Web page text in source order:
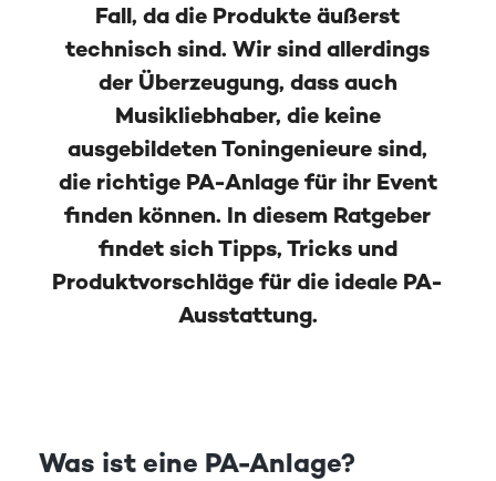
Fall, da die Produkte äußerst
technisch sind. Wir sind allerdings
der Überzeugung, dass auch
Musikliebhaber, die keine
ausgebildeten Toningenieure sind,
die richtige PA-Anlage für ihr Event
finden können. In diesem Ratgeber
findet sich Tipps, Tricks und
Produktvorschläge für die ideale PA-
Ausstattung.
Was ist eine PA-Anlage?